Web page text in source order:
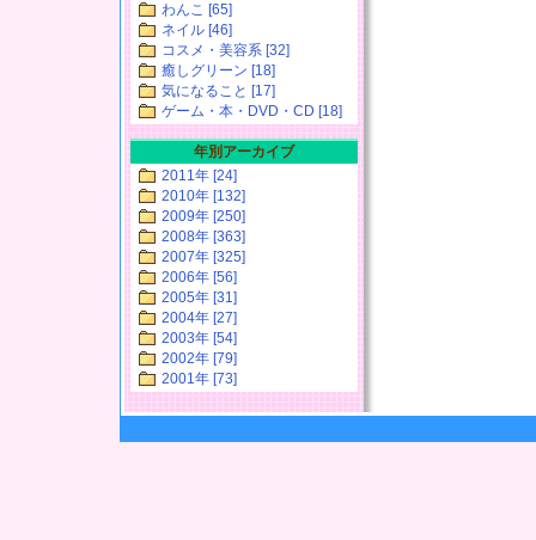
わんこ [65]
ネイル [46]
コスメ・美容系 [32]
癒しグリーン [18]
気になること [17]
ゲーム・本・DVD・CD [18]
年別アーカイブ
2011年 [24]
2010年 [132]
2009年 [250]
2008年 [363]
2007年 [325]
2006年 [56]
2005年 [31]
2004年 [27]
2003年 [54]
2002年 [79]
2001年 [73]